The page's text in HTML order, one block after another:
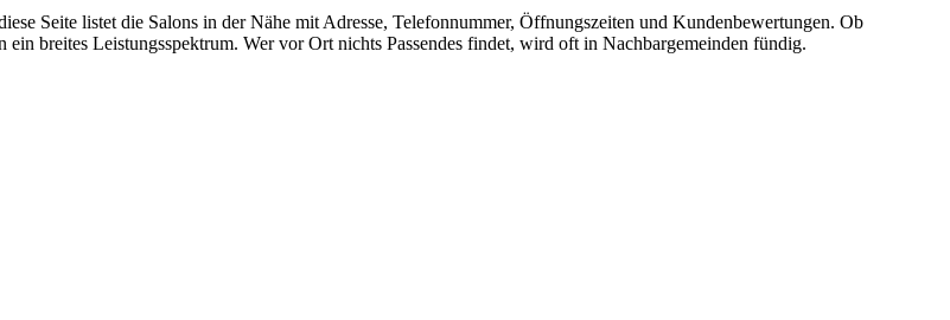
Seite listet die Salons in der Nähe mit Adresse, Telefonnummer, Öffnungszeiten und Kundenbewertungen. Ob
breites Leistungsspektrum. Wer vor Ort nichts Passendes findet, wird oft in Nachbargemeinden fündig.